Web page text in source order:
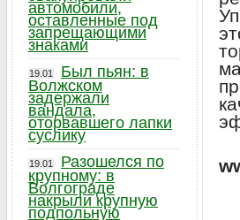
автомобили,
оставленные под
запрещающими
знаками
19.01
Был пьян: в
Волжском
задержали
вандала,
оторвавшего лапки
суслику
19.01
Разошелся по
крупному: в
Волгограде
накрыли крупную
подпольную